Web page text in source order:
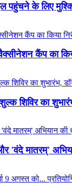
पहुंचने के लिए
कैंप का
शिविर का
'वंदे मातरम्'